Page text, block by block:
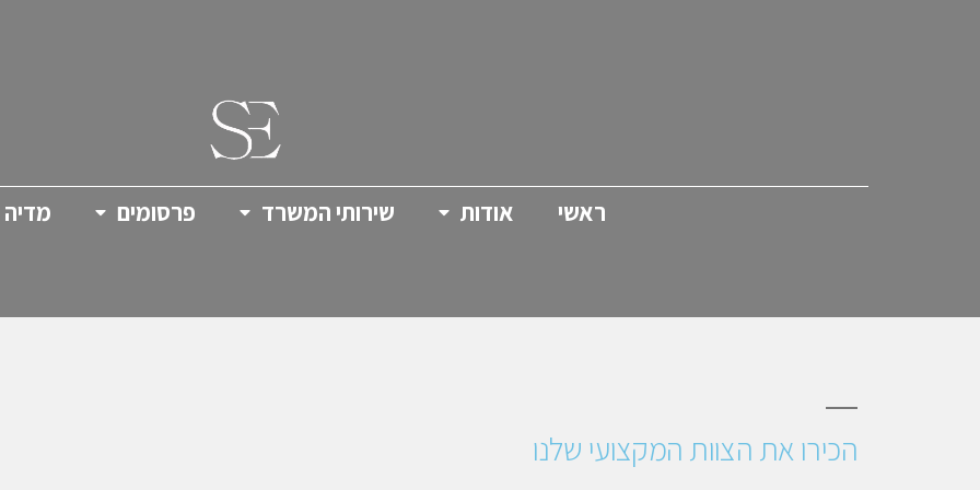
ראשי אודות שירותי המשרד פרסומים מדיה
הכירו את הצוות המקצועי שלנו